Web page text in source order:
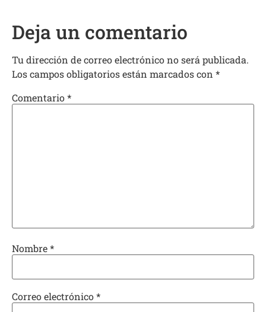
Deja un comentario
Tu dirección de correo electrónico no será publicada.
Los campos obligatorios están marcados con *
Comentario*
Nombre*
Correo electrónico*